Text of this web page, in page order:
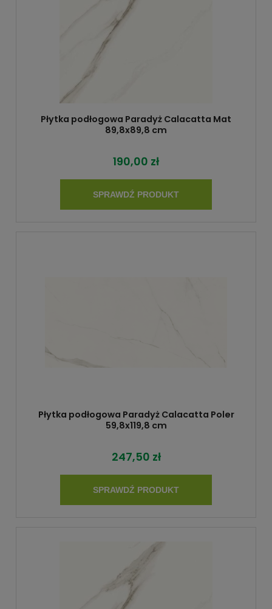
Płytka podłogowa Paradyż Calacatta Mat
89,8x89,8 cm
190,00 zł
SPRAWDŹ PRODUKT
Płytka podłogowa Paradyż Calacatta Poler
59,8x119,8 cm
247,50 zł
SPRAWDŹ PRODUKT